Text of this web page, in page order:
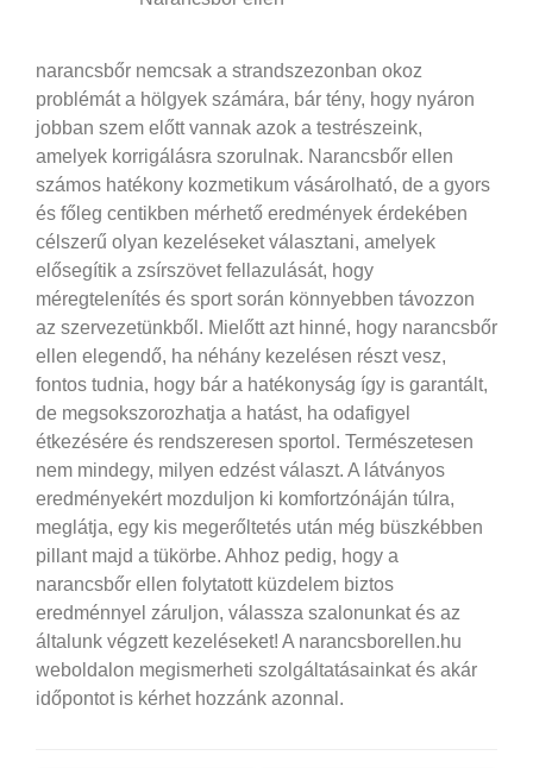
narancsbőr nemcsak a strandszezonban okoz
problémát a hölgyek számára, bár tény, hogy nyáron
jobban szem előtt vannak azok a testrészeink,
amelyek korrigálásra szorulnak. Narancsbőr ellen
számos hatékony kozmetikum vásárolható, de a gyors
és főleg centikben mérhető eredmények érdekében
célszerű olyan kezeléseket választani, amelyek
elősegítik a zsírszövet fellazulását, hogy
méregtelenítés és sport során könnyebben távozzon
az szervezetünkből. Mielőtt azt hinné, hogy narancsbőr
ellen elegendő, ha néhány kezelésen részt vesz,
fontos tudnia, hogy bár a hatékonyság így is garantált,
de megsokszorozhatja a hatást, ha odafigyel
étkezésére és rendszeresen sportol. Természetesen
nem mindegy, milyen edzést választ. A látványos
eredményekért mozduljon ki komfortzónáján túlra,
meglátja, egy kis megerőltetés után még büszkébben
pillant majd a tükörbe. Ahhoz pedig, hogy a
narancsbőr ellen folytatott küzdelem biztos
eredménnyel záruljon, válassza szalonunkat és az
általunk végzett kezeléseket! A narancsborellen.hu
weboldalon megismerheti szolgáltatásainkat és akár
időpontot is kérhet hozzánk azonnal.